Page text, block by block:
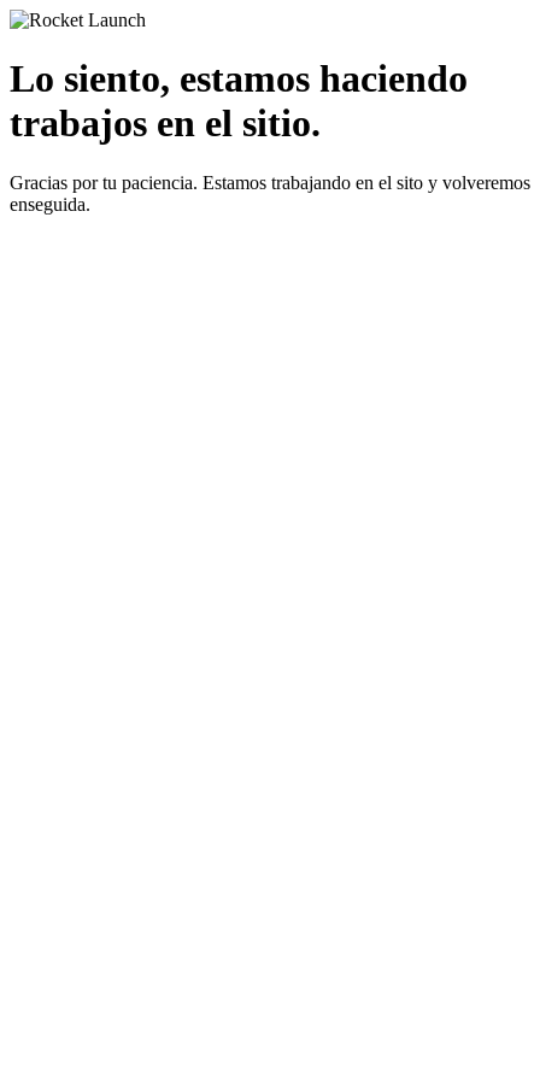
Lo siento, estamos haciendo
trabajos en el sitio.
Gracias por tu paciencia. Estamos trabajando en el sito y volveremos
enseguida.